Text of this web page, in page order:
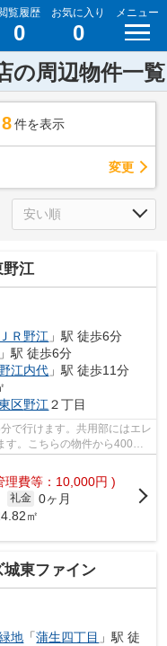
覧履歴
0
お気に入り
0
メニュー
の周辺物件一覧
件を表示
変更
野江
ＪＲ野江 」駅 徒歩6分
」駅 徒歩6分
江内代 」駅 徒歩11分
区野江２丁目
で行けます。共用部にはエレ
す。こちらの物件から400m
理費等：10,000円 )
礼金 0ヶ月
㎡
東ファイン
地 「蒲生四丁目 」駅 徒